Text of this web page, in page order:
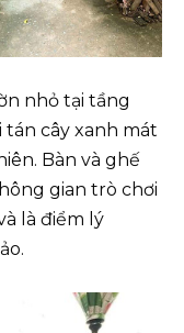
nhỏ tại tầng
cây xanh mát
Bàn và ghế
gian trò chơi
là điểm lý